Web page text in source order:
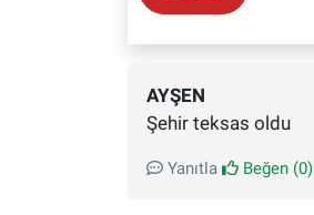
AYŞEN
Şehir teksas oldu
Yanıtla Beğen (0)